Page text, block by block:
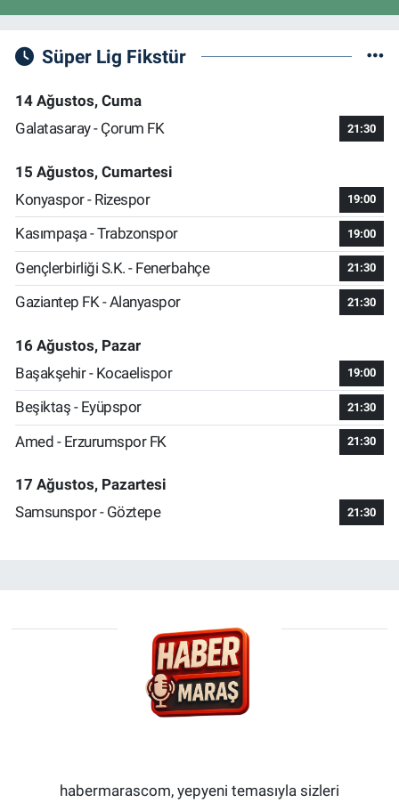
Süper Lig Fikstür
14 Ağustos, Cuma
Galatasaray - Çorum FK
21:30
15 Ağustos, Cumartesi
Konyaspor - Rizespor
19:00
Kasımpaşa - Trabzonspor 19:00
Gençlerbirliği S.K. - Fenerbahçe 21:30
Gaziantep FK - Alanyaspor 21:30
16 Ağustos, Pazar
Başakşehir - Kocaelispor
19:00
Beşiktaş - Eyüpspor 21:30
Amed - Erzurumspor FK 21:30
17 Ağustos, Pazartesi
Samsunspor - Göztepe
21:30
habermarascom, yepyeni temasıyla sizleri